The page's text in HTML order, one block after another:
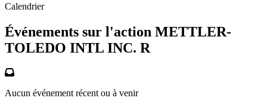
Calendrier
Événements sur l'action METTLER-
TOLEDO INTL INC. R
Aucun événement récent ou à venir